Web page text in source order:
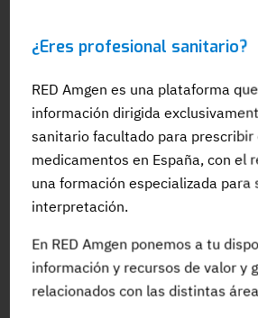
¿Eres profesional sanitario?
RED Amgen es una plataforma
información dirigida
sanitario facultado para prescribir
medicamentos en España, con el
una formación especializada para
interpretación.
En RED Amgen ponemos a tu
información y recursos de valor y
relacionados con las distintas
Dra. Silvia González: El papel
pacientes en tratamiento
es la osteoporosis